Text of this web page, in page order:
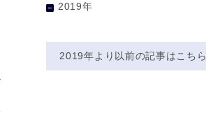
2019年
2019年より以前の記事はこちら